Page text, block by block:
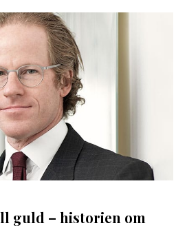
guld – historien om